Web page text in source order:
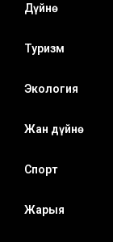
Дүйнө
Туризм
Экология
Жан дүйнө
Спорт
Жарыя